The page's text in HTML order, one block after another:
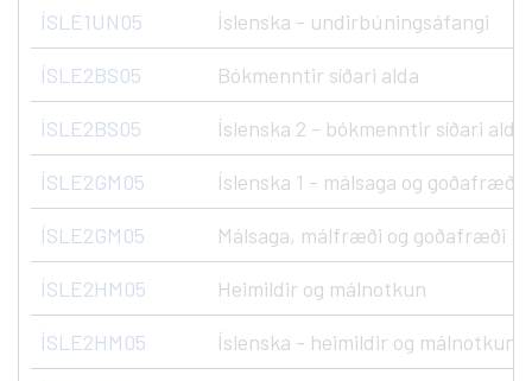
ÍSLE1UN05 Íslenska - undirbúningsáfangi
ÍSLE2BS05 Bókmenntir síðari alda
ÍSLE2BS05 Íslenska 2 - bókmenntir síðari alda.
ÍSLE2GM05 Íslenska 1 - málsaga og goðafræði
ÍSLE2GM05 Málsaga, málfræði og goðafræði
ÍSLE2HM05 Heimildir og málnotkun
ÍSLE2HM05 Íslenska - heimildir og málnotkun